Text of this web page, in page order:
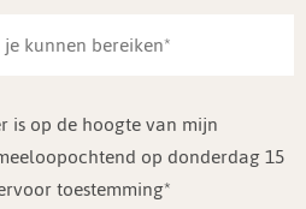
op de hoogte van mijn
op donderdag 15
toestemming*